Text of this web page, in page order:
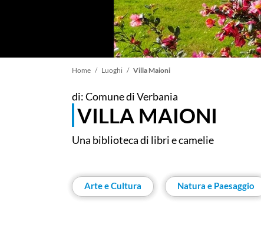
Briciole
di
pane
Home Luoghi Villa Maioni
di: Comune di Verbania
VILLA MAIONI
Una biblioteca di libri e camelie
Arte e Cultura Natura e Paesaggio